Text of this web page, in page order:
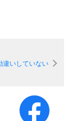
違いしていない